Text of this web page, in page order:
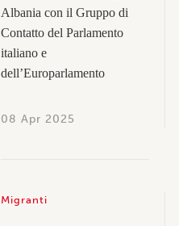
Albania con il Gruppo di
Contatto del Parlamento
italiano e
dell’Europarlamento
08 Apr 2025
Migranti